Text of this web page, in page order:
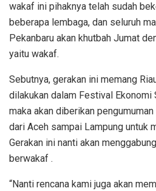
wakaf ini pihaknya telah sudah
beberapa lembaga, dan seluruh
Pekanbaru akan khutbah Jumat
yaitu wakaf.
Sebutnya, gerakan ini memang
dilakukan dalam Festival Ekonomi
maka akan diberikan
dari Aceh sampai Lampung untuk
Gerakan ini nanti akan
berwakaf .
“Nanti rencana kami juga akan